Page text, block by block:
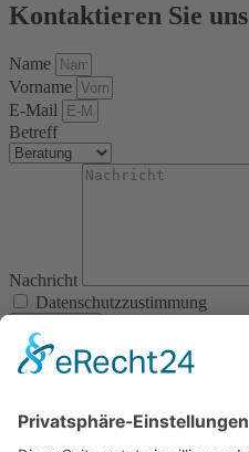
Kontaktieren Sie uns
Name
Vorname
E-Mail
Betreff
Nachricht
Datenschutzzustimmung